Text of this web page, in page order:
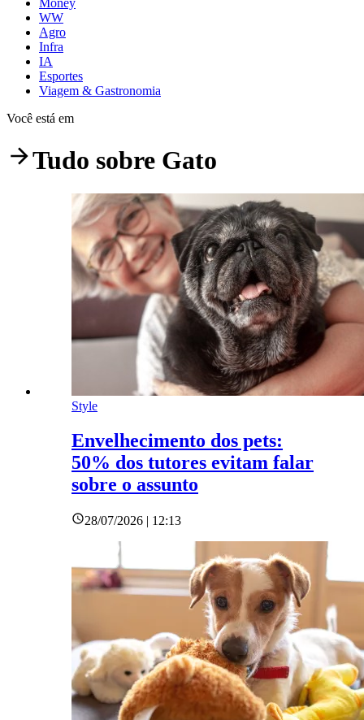
Money
WW
Agro
Infra
IA
Esportes
Viagem & Gastronomia
Você está em
Tudo sobre Gato
Style
Envelhecimento dos pets:
50% dos tutores evitam falar
sobre o assunto
28/07/2026 | 12:13